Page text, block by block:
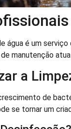
água é um
manutenção
a
de
se tornar um